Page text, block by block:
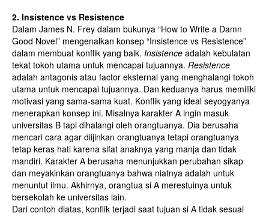
2. Insistence vs Resistence
Dalam James N. Frey dalam bukunya “How to Write a Damn
Good Novel” mengenalkan konsep “Insistence vs Resistence”
dalam membuat konflik yang baik. Insistence adalah kebulatan
tekat tokoh utama untuk mencapai tujuannya. Resistence
adalah antagonis atau factor eksternal yang menghalangi tokoh
utama untuk mencapai tujuannya. Dan keduanya harus memiliki
motivasi yang sama-sama kuat. Konflik yang ideal seyogyanya
menerapkan konsep ini. Misalnya karakter A ingin masuk
universitas B tapi dihalangi oleh orangtuanya. Dia berusaha
mencari cara agar diijinkan orangtuanya tetapi orangtuanya
tetap keras hati karena sifat anaknya yang manja dan tidak
mandiri. Karakter A berusaha menunjukkan perubahan sikap
dan meyakinkan orangtuanya bahwa niatnya adalah untuk
menuntut ilmu. Akhirnya, orangtua si A merestuinya untuk
bersekolah ke universitas lain.
Dari contoh diatas, konflik terjadi saat tujuan si A tidak sesuai